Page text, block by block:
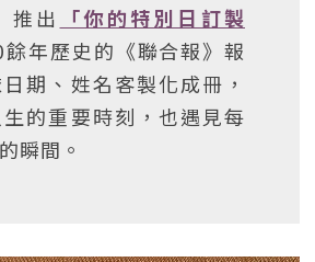
推出
「你的特別日訂製
餘年歷史的《聯合報》報
期、姓名客製化成冊，
的重要時刻，也遇見每
瞬間。